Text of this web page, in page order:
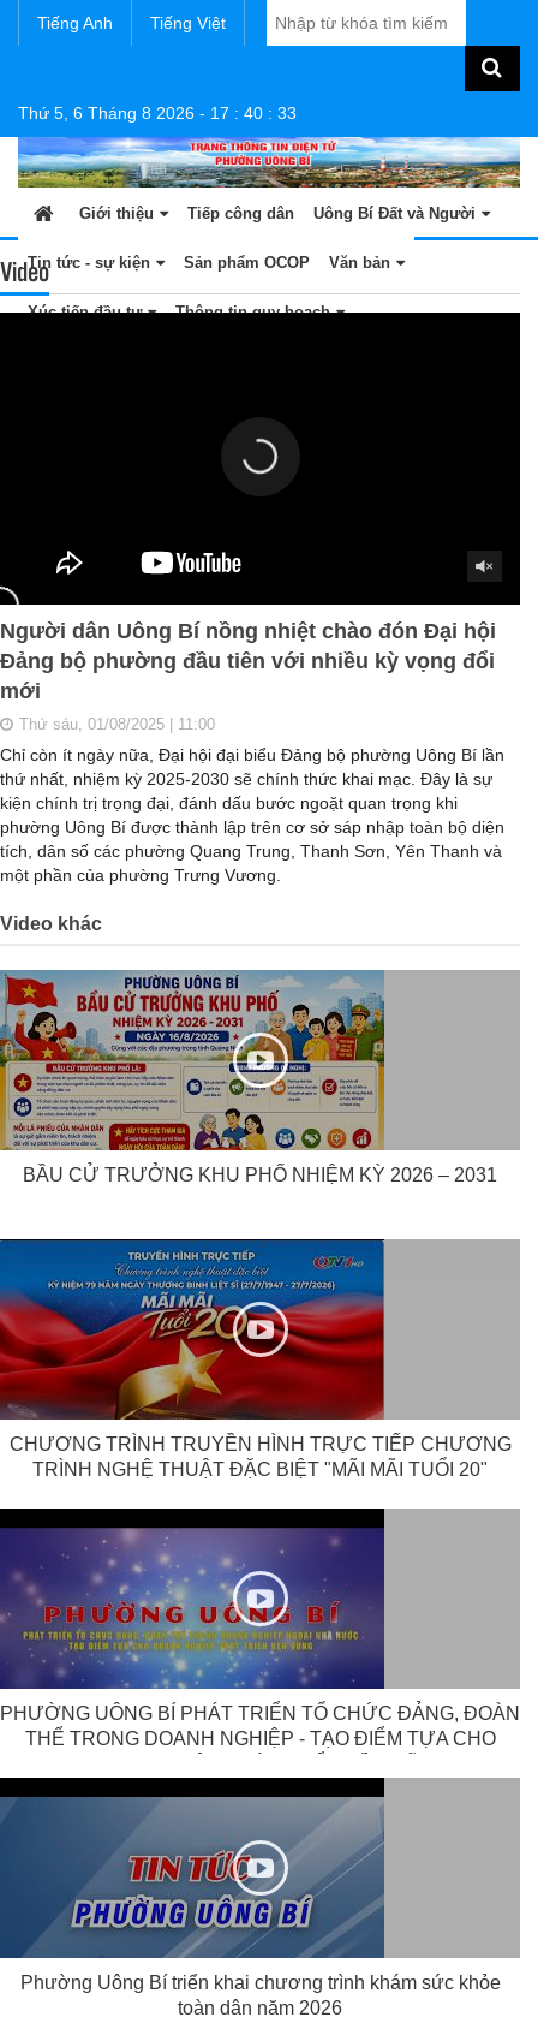
Tiếng Anh Tiếng Việt
Thứ 5, 6 Tháng 8 2026 - 17 : 40 : 34
Giới thiệu Tiếp công dân Uông Bí Đất và Người
Tin tức - sự kiện Sản phẩm OCOP Văn bản
Xúc tiến đầu tư Thông tin quy hoạch
Video
Người dân Uông Bí nồng nhiệt chào đón Đại hội
Đảng bộ phường đầu tiên với nhiều kỳ vọng đổi
mới
Thứ sáu, 01/08/2025 | 11:00
Chỉ còn ít ngày nữa, Đại hội đại biểu Đảng bộ phường Uông Bí lần
thứ nhất, nhiệm kỳ 2025-2030 sẽ chính thức khai mạc. Đây là sự
kiện chính trị trọng đại, đánh dấu bước ngoặt quan trọng khi
phường Uông Bí được thành lập trên cơ sở sáp nhập toàn bộ diện
tích, dân số các phường Quang Trung, Thanh Sơn, Yên Thanh và
một phần của phường Trưng Vương.
Video khác
BẦU CỬ TRƯỞNG KHU PHỐ NHIỆM KỲ 2026 – 2031
CHƯƠNG TRÌNH TRUYỀN HÌNH TRỰC TIẾP CHƯƠNG
TRÌNH NGHỆ THUẬT ĐẶC BIỆT "MÃI MÃI TUỔI 20"
PHƯỜNG UÔNG BÍ PHÁT TRIỂN TỔ CHỨC ĐẢNG, ĐOÀN
THỂ TRONG DOANH NGHIỆP - TẠO ĐIỂM TỰA CHO
Phường Uông Bí triển khai chương trình khám sức khỏe
toàn dân năm 2026